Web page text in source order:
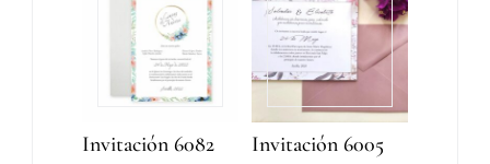
Invitación 6082 Invitación 6005